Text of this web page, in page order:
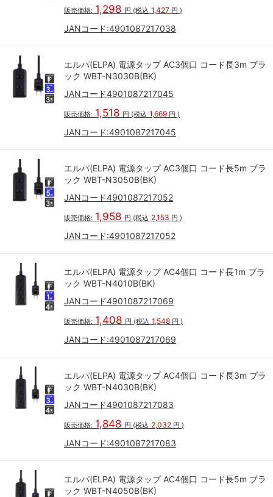
販売価格: 1,298 円 (税込 1,427 円 )
JANコード:4901087217038
エルパ(ELPA) 電源タップ AC3個口 コード長3m ブラ
ック WBT-N3030B(BK)
JANコード4901087217045
販売価格: 1,518 円 (税込 1,669 円 )
JANコード:4901087217045
エルパ(ELPA) 電源タップ AC3個口 コード長5m ブラ
ック WBT-N3050B(BK)
JANコード4901087217052
販売価格: 1,958 円 (税込 2,153 円 )
JANコード:4901087217052
エルパ(ELPA) 電源タップ AC4個口 コード長1m ブラ
ック WBT-N4010B(BK)
JANコード4901087217069
販売価格: 1,408 円 (税込 1,548 円 )
JANコード:4901087217069
エルパ(ELPA) 電源タップ AC4個口 コード長3m ブラ
ック WBT-N4030B(BK)
JANコード4901087217083
販売価格: 1,848 円 (税込 2,032 円 )
JANコード:4901087217083
エルパ(ELPA) 電源タップ AC4個口 コード長5m ブラ
ック WBT-N4050B(BK)